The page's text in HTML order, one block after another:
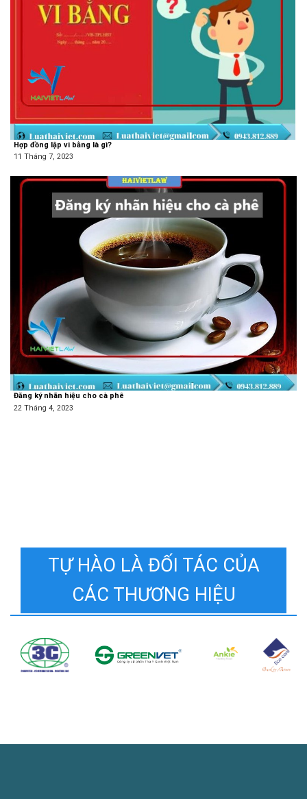
Hợp đồng lập vi bằng là gì?
11 Tháng 7, 2023
Đăng ký nhãn hiệu cho cà phê
22 Tháng 4, 2023
TỰ HÀO LÀ ĐỐI TÁC CỦA
CÁC THƯƠNG HIỆU